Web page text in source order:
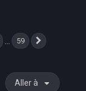
59
Aller à